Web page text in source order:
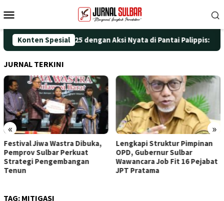
ke
Mobile
Konten Spesial
HUT ke-25 dengan Aksi Nyata di Pantai Palippis:
JURNAL TERKINI
« »
Festival Jiwa Wastra Dibuka,
Pemprov Sulbar Perkuat
Strategi Pengembangan
Tenun
Lengkapi Struktur Pimpinan
OPD, Gubernur Sulbar
Wawancara Job Fit 16 Pejabat
JPT Pratama
TAG: MITIGASI